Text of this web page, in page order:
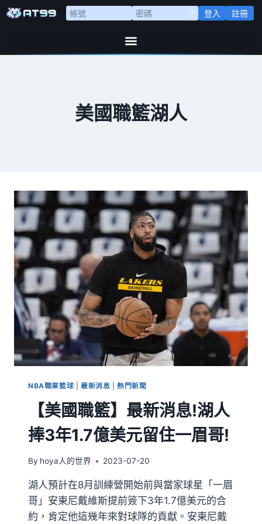
登入 註冊
美國職籃湖人
NBA職業籃球 最新消息 |熱門新聞
【美國職籃】最新消息!湖人
捧3年1.7億美元留住一眉哥!
By hoya人的世界 2023-07-20
湖人預計在8月訓練營開始前與當家球星「一眉
哥」安東尼戴維斯提前簽下3年1.7億美元的合
約，肯定他這幾年來對球隊的貢獻。安東尼戴